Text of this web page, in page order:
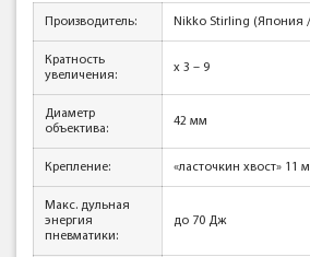
Производитель: Nikko Stirling (Япония
Кратность
увеличения:
x 3 – 9
Диаметр
объектива:
42 мм
Крепление: «ласточкин хвост» 11
Макс. дульная
энергия
пневматики:
до 70 Дж